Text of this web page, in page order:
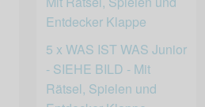
5 x WAS IST WAS Junior
- SIEHE BILD - Mit
Rätsel, Spielen und